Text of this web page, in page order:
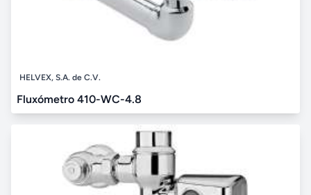
HELVEX, S.A. de C.V.
Fluxómetro 410-WC-4.8